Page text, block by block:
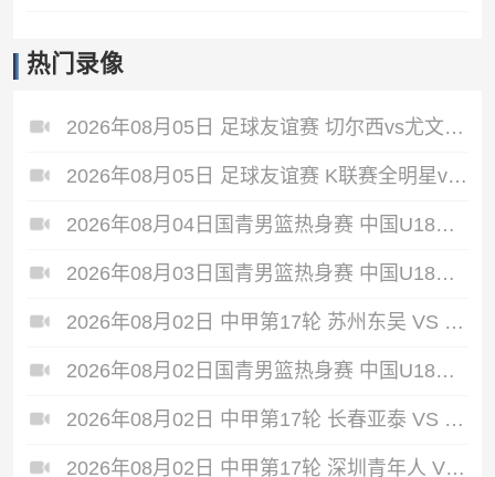
热门录像
2026年08月05日 足球友谊赛 切尔西vs尤文图斯 全场录像
2026年08月05日 足球友谊赛 K联赛全明星vs曼城 全场录像
2026年08月04日国青男篮热身赛 中国U18男篮 - 加拿大大卫·安篮球学院 全场录像
2026年08月03日国青男篮热身赛 中国U18男篮 - 韩国东国大学 全场录像
2026年08月02日 中甲第17轮 苏州东吴 VS 梅州客家 全场录像
2026年08月02日国青男篮热身赛 中国U18男篮 - 纽纳华丁闪电队 全场录像
2026年08月02日 中甲第17轮 长春亚泰 VS 石家庄功夫 全场录像
2026年08月02日 中甲第17轮 深圳青年人 VS 无锡吴钩 全场录像